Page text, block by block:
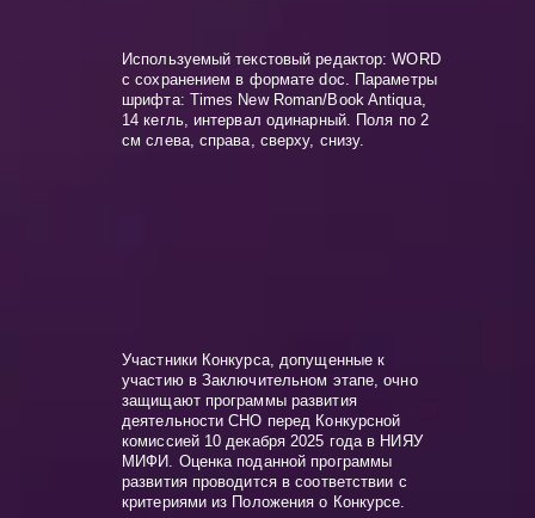
Используемый текстовый редактор: WORD
с сохранением в формате doc. Параметры
шрифта: Times New Roman/Book Antiqua,
14 кегль, интервал одинарный. Поля по 2
см слева, справа, сверху, снизу.
Участники Конкурса, допущенные к
участию в Заключительном этапе, очно
защищают программы развития
деятельности СНО перед Конкурсной
комиссией 10 декабря 2025 года в НИЯУ
МИФИ. Оценка поданной программы
развития проводится в соответствии с
критериями из Положения о Конкурсе.